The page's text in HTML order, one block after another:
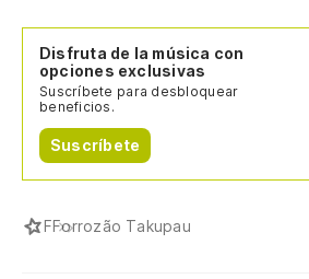
Disfruta de la música con
opciones exclusivas
Suscríbete para desbloquear
beneficios.
Suscríbete
FForrozão Takupau